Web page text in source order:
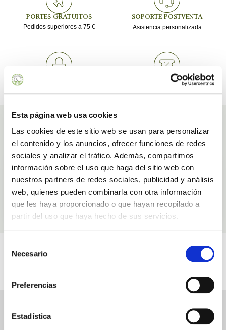
Esta página web usa cookies
Las cookies de este sitio web se usan para personalizar
el contenido y los anuncios, ofrecer funciones de redes
sociales y analizar el tráfico. Además, compartimos
información sobre el uso que haga del sitio web con
nuestros partners de redes sociales, publicidad y análisis
web, quienes pueden combinarla con otra información
que les haya proporcionado o que hayan recopilado a
partir del uso que haya hecho de sus servicios.
Necesario
Preferencias
Estadística
PORTES GRATUITOS
Pedidos superiores a 75 €
SOPORTE POSTVENTA
Asistencia personalizada
BONOS REGALOS
Ingredientes
Miel
SABER MÁS
Videos
VALORACIONES